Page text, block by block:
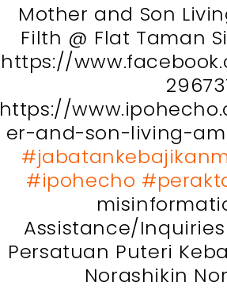
Mother and Son
Filth @ Flat Taman
https://
https://
er-and-son-living-
#ipohecho
Assistance/
Persatuan Puteri
Norashikin